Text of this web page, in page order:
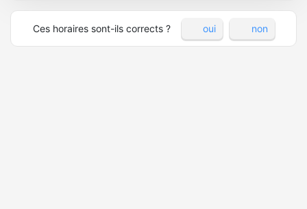
Ces horaires sont-ils corrects ? oui non